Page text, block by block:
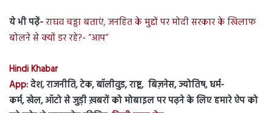
ये भी पढ़ें-राघव चड्ढा बताएं, जनहित के मुद्दों पर मोदी सरकार के खिलाफ
बोलने से क्यों डर रहे?- ”आप”
Hindi Khabar
App:देश, राजनीति, टेक, बॉलीवुड, राष्ट्र, बिज़नेस, ज्योतिष, धर्म-
कर्म, खेल, ऑटो से जुड़ी ख़बरों को मोबाइल पर पढ़ने के लिए हमारे ऐप को